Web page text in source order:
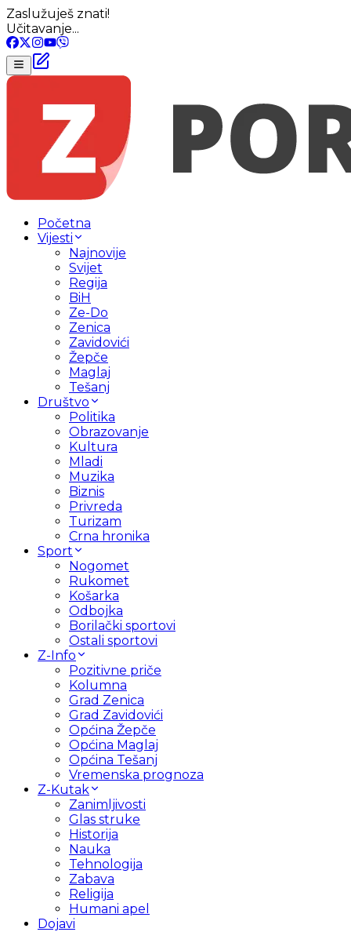
Zaslužuješ znati!
Učitavanje...
Početna
Vijesti
Najnovije
Svijet
Regija
BiH
Ze-Do
Zenica
Zavidovići
Žepče
Maglaj
Tešanj
Društvo
Politika
Obrazovanje
Kultura
Mladi
Muzika
Biznis
Privreda
Turizam
Crna hronika
Sport
Nogomet
Rukomet
Košarka
Odbojka
Borilački sportovi
Ostali sportovi
Z-Info
Pozitivne priče
Kolumna
Grad Zenica
Grad Zavidovići
Općina Žepče
Općina Maglaj
Općina Tešanj
Vremenska prognoza
Z-Kutak
Zanimljivosti
Glas struke
Historija
Nauka
Tehnologija
Zabava
Religija
Humani apel
Dojavi